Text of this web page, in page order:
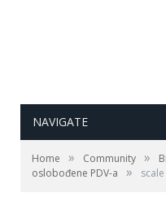
NAVIGATE
Home » Community »
oslobođene PDV-a
» scale